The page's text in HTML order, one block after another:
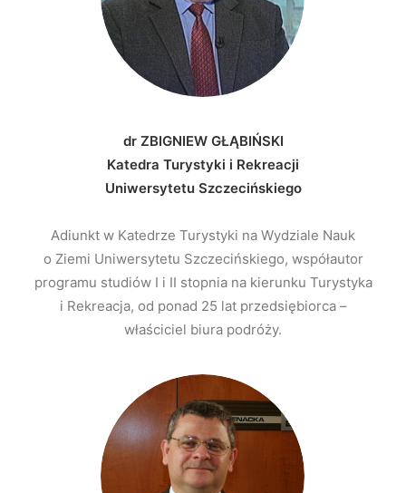
dr ZBIGNIEW GŁĄBIŃSKI
Katedra Turystyki i Rekreacji
Uniwersytetu Szczecińskiego
Adiunkt w Katedrze Turystyki na Wydziale Nauk
o Ziemi Uniwersytetu Szczecińskiego, współautor
programu studiów I i II stopnia na kierunku Turystyka
i Rekreacja, od ponad 25 lat przedsiębiorca –
właściciel biura podróży.